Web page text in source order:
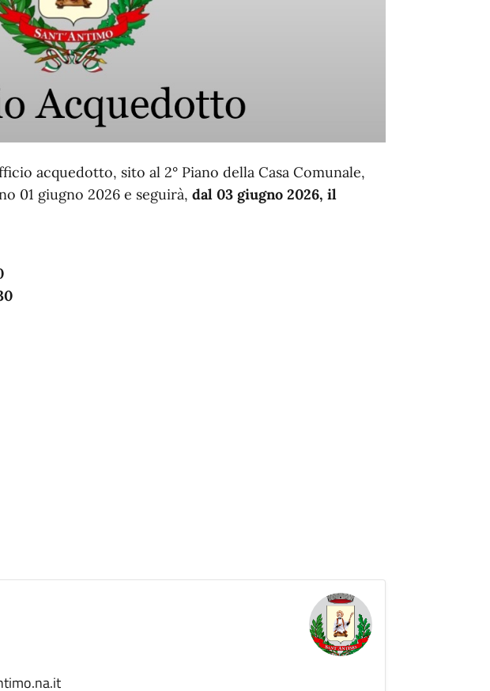
acquedotto, sito al 2° Piano della Casa Comunale,
01 giugno 2026 e seguirà, dal 03 giugno 2026, il